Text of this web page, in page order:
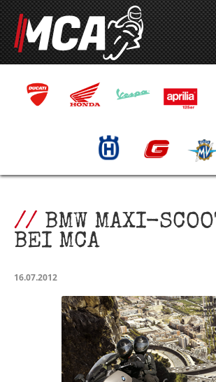
BMW MAXI-
BEI MCA
16.07.2012